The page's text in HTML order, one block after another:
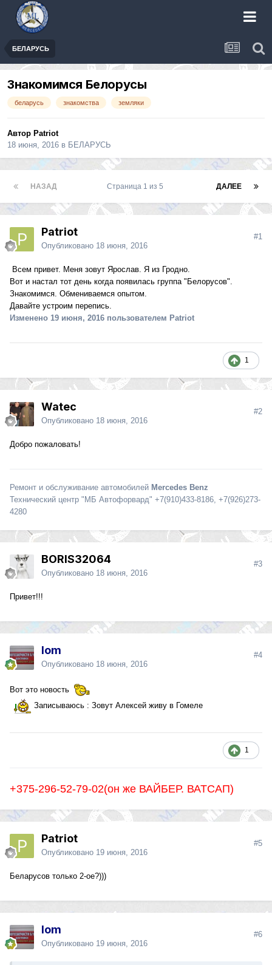
БЕЛАРУСЬ
Знакомимся Белорусы
беларусь знакомства земляки
Автор Patriot
18 июня, 2016 в БЕЛАРУСЬ
НАЗАД ДАЛЕЕ
Страница 1 из 5
Patriot
Опубликовано 18 июня, 2016
#1
Всем привет. Меня зовут Ярослав. Я из Гродно.
Вот и настал тот день когда появилась группа "Белорусов".
Знакомимся. Обмениваемся опытом.
Давайте устроим перепись.
Изменено 19 июня, 2016 пользователем Patriot
1
Watec
Опубликовано 18 июня, 2016
#2
Добро пожаловать!
Ремонт и обслуживание автомобилей Mercedes Benz
Технический центр "МБ Автофорвард" +7(910)433-8186, +7(926)273-
4280
BORIS32064
Опубликовано 18 июня, 2016
#3
Привет!!!
lom
Опубликовано 18 июня, 2016
#4
Вот это новость
Записываюсь : Зовут Алексей живу в Гомеле
1
+375-296-52-79-02(он же ВАЙБЕР. ВАТСАП)
Patriot
Опубликовано 19 июня, 2016
#5
Беларусов только 2-ое?)))
lom
Опубликовано 19 июня, 2016
#6